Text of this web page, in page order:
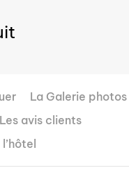
La Galerie photos
Les avis clients